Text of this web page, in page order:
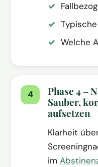
Welche
Phase 4 –
Sauber,
aufsetzen
Klarheit
im